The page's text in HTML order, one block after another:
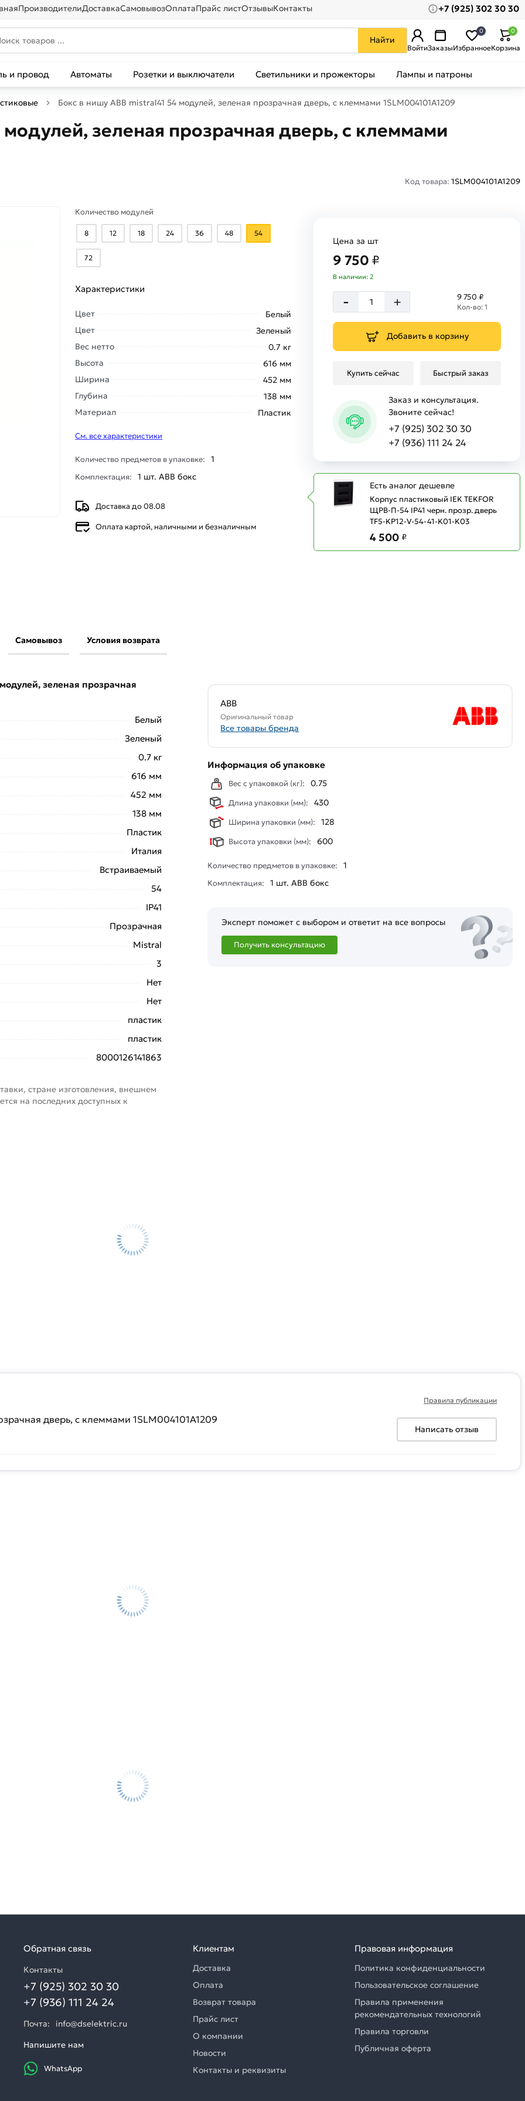
ПроизводителиДоставкаСамовывозОплатаПрайс листОтзывыКонтакты +7 (925) 302 30 30
Найти
ВойтиЗаказыИзбранное
0
Корзина
0
и провод Автоматы Розетки и выключатели Светильники и прожекторы Лампы и патроны
Бокс в нишу ABB mistral41 54 модулей, зеленая прозрачная дверь, c клеммами 1SLM004101A1209
зеленая прозрачная дверь, c клеммами
Код товара: 1SLM004101A1209
Количество модулей
8 12 18 24 36 48 54
72
Характеристики
Цвет
Белый
Цвет
Зеленый
Вес нетто
0.7 кг
Высота
616 мм
Ширина
452 мм
Глубина
138 мм
Материал
Пластик
См. все характеристики
Количество предметов в упаковке: 1
Комплектация: 1 шт. ABB бокс
Доставка до 08.08
Оплата картой, наличными и безналичным
Цена за шт
9 750 ₽
В наличии: 2
- + 9 750 ₽
Кол-во: 1
Добавить в корзину
Купить сейчас Быстрый заказ
Заказ и консультация.
Звоните сейчас!
+7 (925) 302 30 30
+7 (936) 111 24 24
Есть аналог дешевле
Корпус пластиковый IEK TEKFOR
ЩРВ-П-54 IP41 черн. прозр. дверь
TF5-KP12-V-54-41-K01-K03
4 500 ₽
Самовывоз Условия возврата
с Вами для согласования условий
зеленая прозрачная
Белый
Зеленый
0.7 кг
616 мм
452 мм
138 мм
Пластик
Италия
Встраиваемый
54
IP41
Прозрачная
Mistral
3
Нет
Нет
пластик
пластик
8000126141863
стране изготовления, внешнем
на последних доступных к
ABB
Оригинальный товар
Все товары бренда
Информация об упаковке
Вес с упаковкой (кг): 0.75
Длина упаковки (мм): 430
Ширина упаковки (мм): 128
Высота упаковки (мм): 600
Количество предметов в упаковке: 1
Комплектация: 1 шт. ABB бокс
Эксперт поможет с выбором и ответит на все вопросы
Получить консультацию
дверь, c клеммами 1SLM004101A1209
Правила публикации
Написать отзыв
Обратная связь
Контакты
+7 (925) 302 30 30
+7 (936) 111 24 24
Почта:
info@dselektric.ru
Напишите нам
WhatsApp
Клиентам
Доставка
Оплата
Возврат товара
Прайс лист
О компании
Новости
Контакты и реквизиты
Правовая информация
Политика конфиденциальности
Пользовательское соглашение
Правила применения
рекомендательных технологий
Правила торговли
Публичная оферта